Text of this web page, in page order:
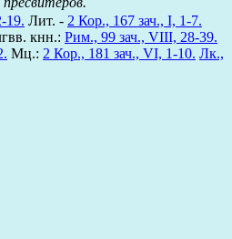
19. Лит. - 2 Кор., 167 зач., I, 1-7.
кнн.: Рим., 99 зач., VIII, 28-39.
Мц.: 2 Кор., 181 зач., VI, 1-10. Лк.,